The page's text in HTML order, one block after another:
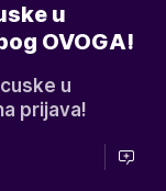
u
OVOGA!
u
prijava!